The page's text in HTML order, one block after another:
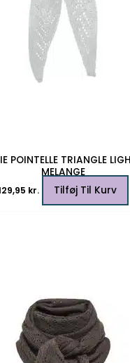
POINTELLE TRIANGLE
MELANGE
kr. Tilføj Til Kurv